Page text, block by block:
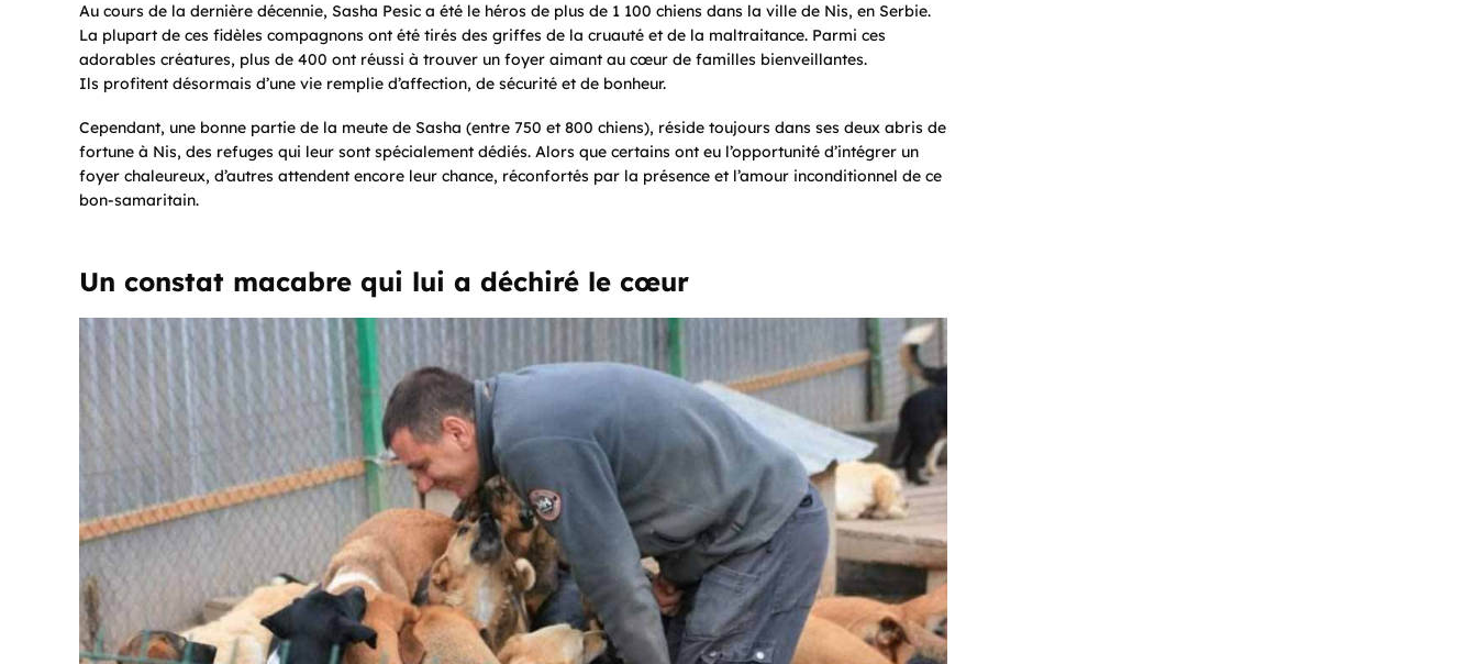
Au cours de la dernière décennie, Sasha Pesic a été le héros de plus de 1 100 chiens dans la ville de Nis, en Serbie.
La plupart de ces fidèles compagnons ont été tirés des griffes de la cruauté et de la maltraitance. Parmi ces
adorables créatures, plus de 400 ont réussi à trouver un foyer aimant au cœur de familles bienveillantes.
Ils profitent désormais d’une vie remplie d’affection, de sécurité et de bonheur.
Cependant, une bonne partie de la meute de Sasha (entre 750 et 800 chiens), réside toujours dans ses deux abris de
fortune à Nis, des refuges qui leur sont spécialement dédiés. Alors que certains ont eu l’opportunité d’intégrer un
foyer chaleureux, d’autres attendent encore leur chance, réconfortés par la présence et l’amour inconditionnel de ce
bon-samaritain.
Un constat macabre qui lui a déchiré le cœur